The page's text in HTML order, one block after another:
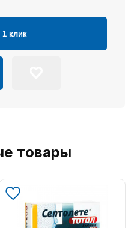
1 клик
товары